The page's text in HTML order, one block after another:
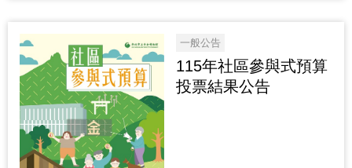
一般公告
115年社區參與式預算
投票結果公告